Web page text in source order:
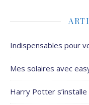
Indispensables pour
Mes solaires avec
Harry Potter